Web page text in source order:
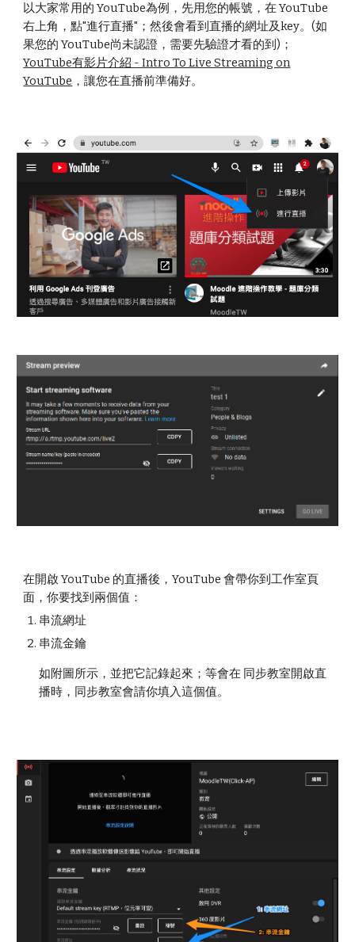
以大家常用的 YouTube為例，先用您的帳號，在 YouTube
右上角，點"進行直播"；然後會看到直播的網址及key。(如
果您的 YouTube尚未認證，需要先驗證才看的到)；
YouTube有影片介紹 - Intro To Live Streaming on
YouTube ，讓您在直播前準備好。
在開啟 YouTube 的直播後，YouTube 會帶你到工作室頁
面，你要找到兩個值：
串流網址
串流金鑰
如附圖所示，並把它記錄起來；等會在 同步教室開啟直
播時，同步教室會請你填入這個值。